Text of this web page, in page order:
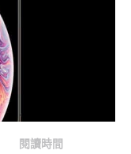
閱讀時間